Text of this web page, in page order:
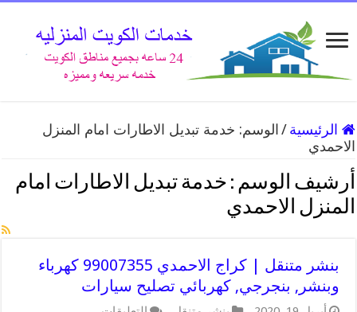
الرئيسية / الوسم: خدمة تبديل الاطارات امام المنزل
الاحمدي
أرشيف الوسم : خدمة تبديل الاطارات امام
المنزل الاحمدي
بنشر متنقل | كراج الاحمدي 99007355 كهرباء
وبنشر, بنجرجي, كهربائي تصليح سيارات